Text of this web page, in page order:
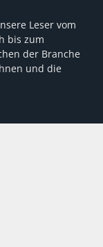
Leser vom
bis zum
der Branche
und die